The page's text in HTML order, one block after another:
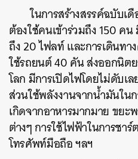
ในการสร้างสรรค์ฉบับ
ต้องใช้คนเข้าร่วมถึง 150 ค
ถึง 20 ไฟลท์ และการเดินทา
ใช้รถยนต์ 40 คัน ส่งออกนิต
โลก มีการเปิดไฟโดยไม่ดับเ
ส่วนใช้พลังงานจากน้ำมันใน
เกิดจากอาหารมากมาย ขย
ต่างๆ การใช้ไฟฟ้าในการชา
โทรศัพท์มือถือ ฯลฯ